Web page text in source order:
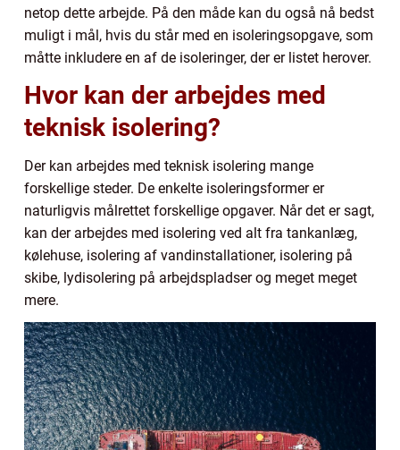
netop dette arbejde. På den måde kan du også nå bedst
muligt i mål, hvis du står med en isoleringsopgave, som
måtte inkludere en af de isoleringer, der er listet herover.
Hvor kan der arbejdes med
teknisk isolering?
Der kan arbejdes med teknisk isolering mange
forskellige steder. De enkelte isoleringsformer er
naturligvis målrettet forskellige opgaver. Når det er sagt,
kan der arbejdes med isolering ved alt fra tankanlæg,
kølehuse, isolering af vandinstallationer, isolering på
skibe, lydisolering på arbejdspladser og meget meget
mere.